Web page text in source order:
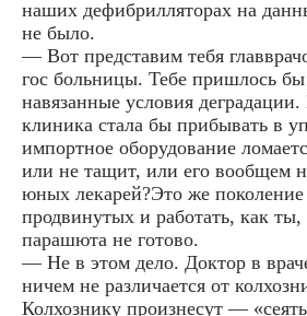
наших дефибрилляторах на
не было.
— Вот представим тебя
гос больницы. Тебе пришлось
навязанные условия
клиника стала бы прибывать в
импортное оборудование
или не тащит, или его вообщем
юных лекарей?Это же поколение
продвинутых и работать, как
парашюта не готово.
— Не в этом дело. Доктор в
ничем не различается от
Колхознику произнесут —